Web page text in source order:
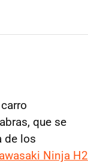
que se
de los
Ninja H2